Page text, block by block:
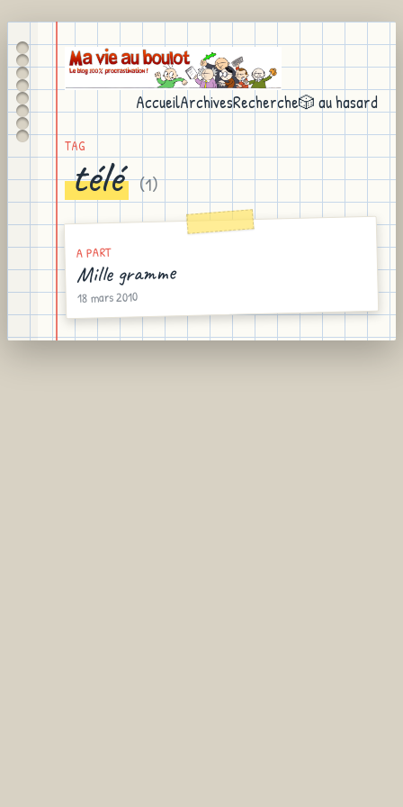
AccueilArchivesRecherche🎲 au hasard
TAG
télé (1)
A PART
Mille gramme
18 mars 2010